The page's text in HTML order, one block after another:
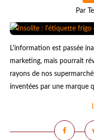
Par
L'information est passée
marketing, mais pourrait
rayons de nos
inventées par une marque